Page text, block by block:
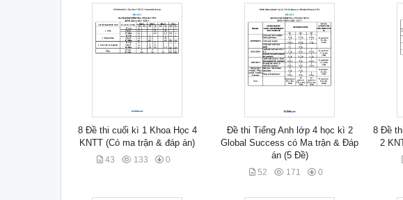
8 Đề thi cuối kì 1 Khoa Học 4
KNTT (Có ma trận & đáp án)
43 133 0
Đề thi Tiếng Anh lớp 4 học kì 2
Global Success có Ma trận & Đáp
án (5 Đề)
52 171 0
8 Đề
2